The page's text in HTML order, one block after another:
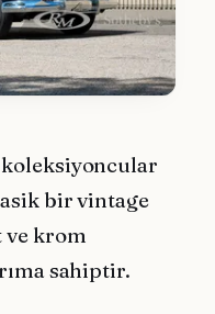
koleksiyoncular
bir vintage
ve krom
sahiptir.